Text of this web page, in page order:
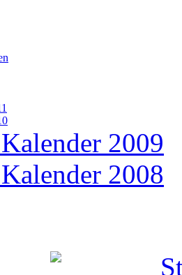
2009
2008